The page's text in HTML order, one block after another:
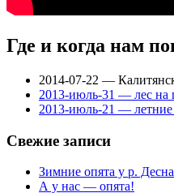
Где и когда нам
2014-07-22 —
2013-июль-31 — лес на
2013-июль-21 —
Свежие записи
Зимние опята у р. Десна
А у нас — опята!